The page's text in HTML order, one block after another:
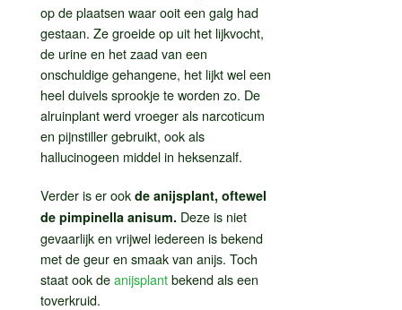
op de plaatsen waar ooit een galg had
gestaan. Ze groeide op uit het lijkvocht,
de urine en het zaad van een
onschuldige gehangene, het lijkt wel een
heel duivels sprookje te worden zo. De
alruinplant werd vroeger als narcoticum
en pijnstiller gebruikt, ook als
hallucinogeen middel in heksenzalf.
Verder is er ook de anijsplant, oftewel
de pimpinella anisum. Deze is niet
gevaarlijk en vrijwel iedereen is bekend
met de geur en smaak van anijs. Toch
staat ook deanijsplantbekend als een
toverkruid.